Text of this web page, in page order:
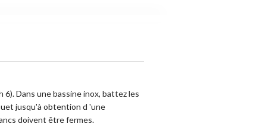
6). Dans une bassine inox, battez les
jusqu'à obtention d 'une
doivent être fermes.